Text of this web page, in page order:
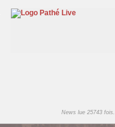
News lue 25743 fois.